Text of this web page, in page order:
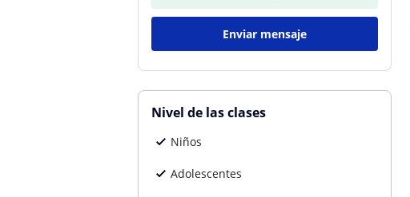
Enviar mensaje
Nivel de las clases
Niños
Adolescentes